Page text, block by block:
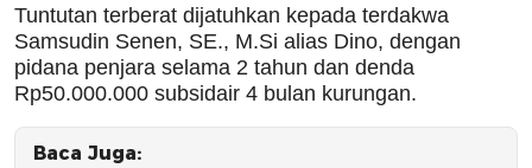
Tuntutan terberat dijatuhkan kepada terdakwa
Samsudin Senen, SE., M.Si alias Dino, dengan
pidana penjara selama 2 tahun dan denda
Rp50.000.000 subsidair 4 bulan kurungan.
Baca Juga: